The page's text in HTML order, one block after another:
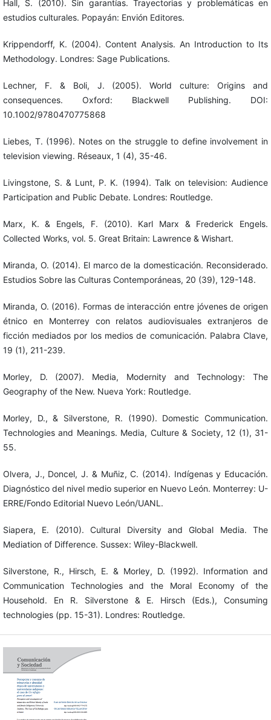
Hall, S. (2010). Sin garantías. Trayectorias y problemáticas en
estudios culturales. Popayán: Envión Editores.
Krippendorff, K. (2004). Content Analysis. An Introduction to Its
Methodology. Londres: Sage Publications.
Lechner, F. & Boli, J. (2005). World culture: Origins and
consequences. Oxford: Blackwell Publishing. DOI:
10.1002/9780470775868
Liebes, T. (1996). Notes on the struggle to define involvement in
television viewing. Réseaux, 1 (4), 35-46.
Livingstone, S. & Lunt, P. K. (1994). Talk on television: Audience
Participation and Public Debate. Londres: Routledge.
Marx, K. & Engels, F. (2010). Karl Marx & Frederick Engels.
Collected Works, vol. 5. Great Britain: Lawrence & Wishart.
Miranda, O. (2014). El marco de la domesticación. Reconsiderado.
Estudios Sobre las Culturas Contemporáneas, 20 (39), 129-148.
Miranda, O. (2016). Formas de interacción entre jóvenes de origen
étnico en Monterrey con relatos audiovisuales extranjeros de
ficción mediados por los medios de comunicación. Palabra Clave,
19 (1), 211-239.
Morley, D. (2007). Media, Modernity and Technology: The
Geography of the New. Nueva York: Routledge.
Morley, D., & Silverstone, R. (1990). Domestic Communication.
Technologies and Meanings. Media, Culture & Society, 12 (1), 31-
55.
Olvera, J., Doncel, J. & Muñiz, C. (2014). Indígenas y Educación.
Diagnóstico del nivel medio superior en Nuevo León. Monterrey: U-
ERRE/Fondo Editorial Nuevo León/UANL.
Siapera, E. (2010). Cultural Diversity and Global Media. The
Mediation of Difference. Sussex: Wiley-Blackwell.
Silverstone, R., Hirsch, E. & Morley, D. (1992). Information and
Communication Technologies and the Moral Economy of the
Household. En R. Silverstone & E. Hirsch (Eds.), Consuming
technologies (pp. 15-31). Londres: Routledge.